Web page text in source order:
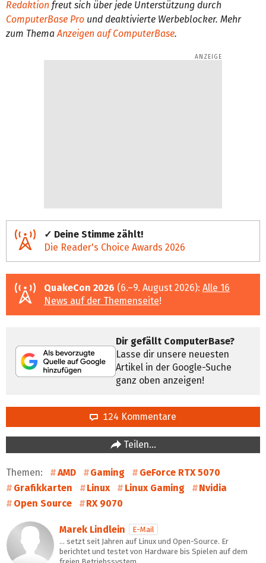
Redaktion freut sich über jede Unterstützung durch
ComputerBase Pro und deaktivierte Werbeblocker. Mehr
zum ThemaAnzeigen auf ComputerBase.
✓ Deine Stimme zählt!
Die Reader's Choice Awards 2026
QuakeCon 2026 (6.–9. August 2026): Alle 16
News auf der Themenseite!
Dir gefällt ComputerBase?
Lasse dir unsere neuesten
Artikel in der Google-Suche
ganz oben anzeigen!
124 Kommentare
Teilen…
Themen: AMD Gaming
GeForce RTX 5070
Grafikkarten
Linux Linux Gaming
Nvidia
Open Source
RX 9070
Marek Lindlein
E-Mail
… setzt seit Jahren auf Linux und Open-Source. Er
berichtet und testet von Hardware bis Spielen auf dem